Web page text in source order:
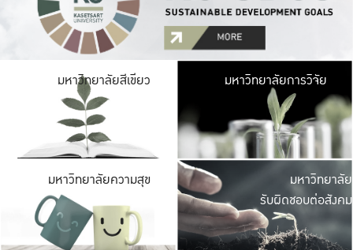
มหาวิทยาลัยสีเขียว มหาวิ
มีพื้นที่เขียวสดใส
เป็นป่าในเมือง เกษต
มหาวิทยาลัยการวิจัย
มหาวิทยาลัยความสุข มหาวิ
ค
เปิดประ
และพบเรื่องราวใ
มหาวิทยาลัย
รับผิดชอบต่อสังคม